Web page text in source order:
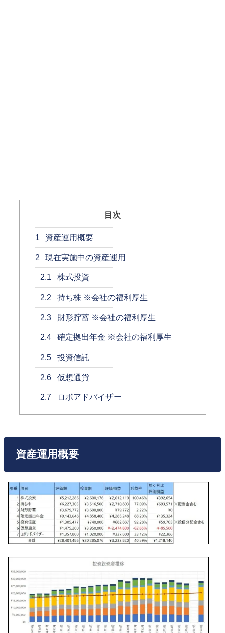
目次
1 資産運用概要
2 現在実施中の資産運用
2.1 株式投資
2.2 持ち株 ※会社の福利厚生
2.3 財形貯蓄 ※会社の福利厚生
2.4 確定拠出年金 ※会社の福利厚生
2.5 投資信託
2.6 仮想通貨
2.7 ロボアドバイザー
資産運用概要